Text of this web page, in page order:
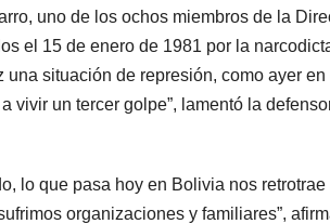
uno de los ochos miembros de la
el 15 de enero de 1981 por la
situación de represión, como ayer
vivir un tercer golpe”, lamentó la
lo que pasa hoy en Bolivia nos
organizaciones y familiares”,